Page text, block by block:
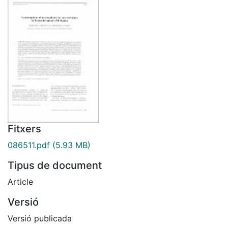
Fitxers
086511.pdf (5.93 MB)
Tipus de document
Article
Versió
Versió publicada